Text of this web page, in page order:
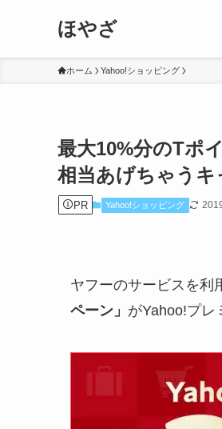
ほやざ
ホーム Yahoo!ショッピング
最大10%分のTポ
相当あげちゃうキ
PR Yahoo!ショッピング
ヤフーのサービスを利
ペーン」 がYahoo!プレ